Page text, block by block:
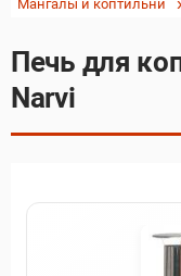
Мангалы и коптильни
Печь для
Narvi